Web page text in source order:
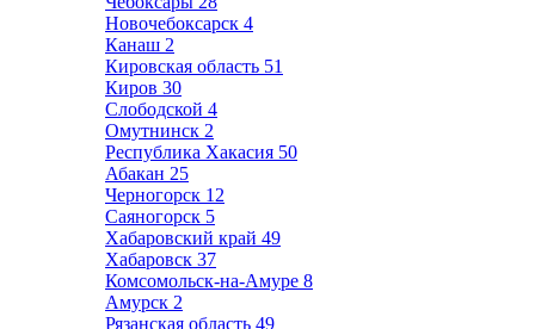
Новочебоксарск 4
Канаш 2
Кировская область 51
Киров 30
Слободской 4
Омутнинск 2
Республика Хакасия 50
Абакан 25
Черногорск 12
Саяногорск 5
Хабаровский край 49
Хабаровск 37
Комсомольск-на-Амуре 8
Амурск 2
Рязанская область 49